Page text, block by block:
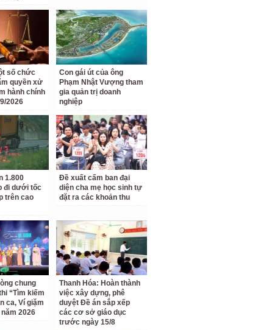
số chức
quyền xử
hành chính
2026
Con gái út của ông
Phạm Nhật Vượng tham
gia quản trị doanh
nghiệp
1.800
đi dưới tốc
trên cao
Đề xuất cấm ban đại
diện cha mẹ học sinh tự
đặt ra các khoản thu
chung
“Tìm kiếm
ca, Ví giặm
năm 2026
Thanh Hóa: Hoàn thành
việc xây dựng, phê
duyệt Đề án sắp xếp
các cơ sở giáo dục
trước ngày 15/8